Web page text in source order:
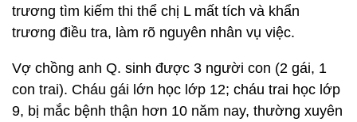
trương tìm kiếm thi thể chị L mất tích và khẩn
trương điều tra, làm rõ nguyên nhân vụ việc.
Vợ chồng anh Q. sinh được 3 người con (2 gái, 1
con trai). Cháu gái lớn học lớp 12; cháu trai học lớp
9, bị mắc bệnh thận hơn 10 năm nay, thường xuyên